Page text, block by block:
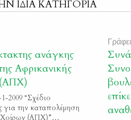
ΙΔΙΑ ΚΑΤΗΓΟΡΙΑ
ανάγκης
Αφρικανικής
2009 “Σχέδιο
για την καταπολέμηση
Χοίρων (ΑΠΧ)”